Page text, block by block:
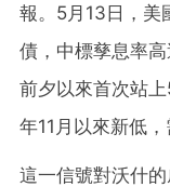
報。5月13日，美
債，中標孳息率
前夕以來首次站
年11月以來新低，
這一信號對沃什